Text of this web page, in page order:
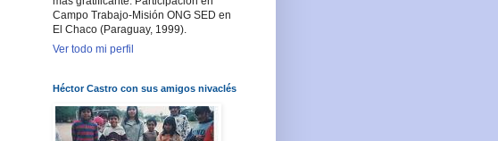
Campo Trabajo-Misión ONG SED en
El Chaco (Paraguay, 1999).
Ver todo mi perfil
Héctor Castro con sus amigos nivaclés